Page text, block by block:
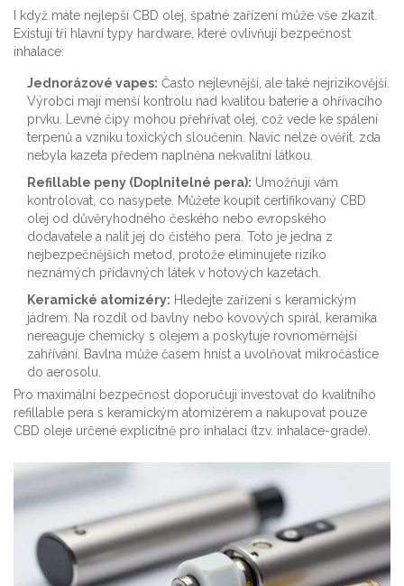
I když máte nejlepší CBD olej, špatné zařízení může vše zkazit.
Existují tři hlavní typy hardware, které ovlivňují bezpečnost
inhalace:
Jednorázové vapes: Často nejlevnější, ale také nejrizikovější.
Výrobci mají menší kontrolu nad kvalitou baterie a ohřívacího
prvku. Levné čipy mohou přehřívat olej, což vede ke spálení
terpenů a vzniku toxických sloučenin. Navíc nelze ověřit, zda
nebyla kazeta předem naplněna nekvalitní látkou.
Refillable peny (Doplnitelné pera): Umožňují vám
kontrolovat, co nasypete. Můžete koupit certifikovaný CBD
olej od důvěryhodného českého nebo evropského
dodavatele a nalít jej do čistého pera. Toto je jedna z
nejbezpečnějších metod, protože eliminujete riziko
neznámých přídavných látek v hotových kazetách.
Keramické atomizéry: Hledejte zařízení s keramickým
jádrem. Na rozdíl od bavlny nebo kovových spirál, keramika
nereaguje chemicky s olejem a poskytuje rovnoměrnější
zahřívání. Bavlna může časem hníst a uvolňovat mikročástice
do aerosolu.
Pro maximální bezpečnost doporučuji investovat do kvalitního
refillable pera s keramickým atomizérem a nakupovat pouze
CBD oleje určené explicitně pro inhalaci (tzv. inhalace-grade).